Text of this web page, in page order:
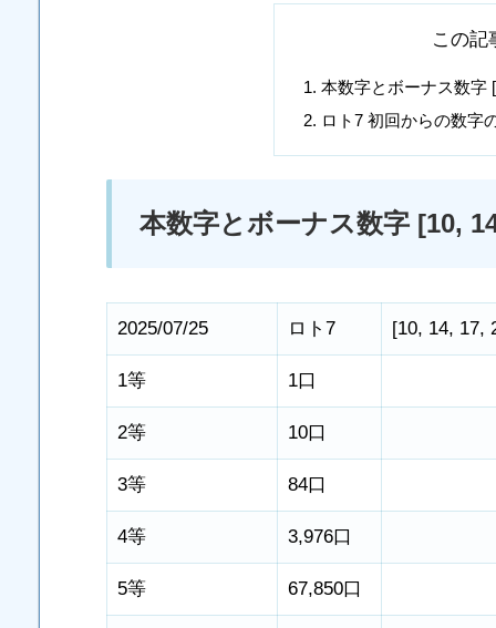
この記
本数字とボーナス数字
ロト7 初回からの数字
本数字とボーナス数字 [10,
2025/07/25 ロト7 [10, 14, 17,
1等 1口
2等 10口
3等 84口
4等 3,976口
5等 67,850口